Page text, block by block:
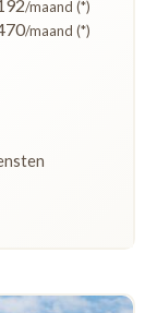
/maand (*)
/maand (*)